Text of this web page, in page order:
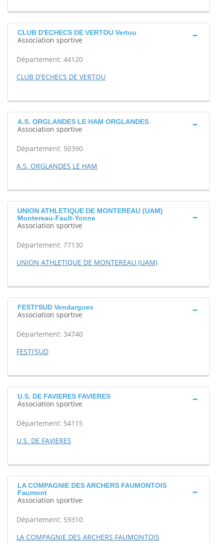
CLUB D'ECHECS DE VERTOU Vertou
Association sportive
Département: 44120
CLUB D'ECHECS DE VERTOU
A.S. ORGLANDES LE HAM ORGLANDES
Association sportive
Département: 50390
A.S. ORGLANDES LE HAM
UNION ATHLETIQUE DE MONTEREAU (UAM)
Montereau-Fault-Yonne
Association sportive
Département: 77130
UNION ATHLETIQUE DE MONTEREAU (UAM)
FESTI'SUD Vendargues
Association sportive
Département: 34740
FESTI'SUD
U.S. DE FAVIERES FAVIERES
Association sportive
Département: 54115
U.S. DE FAVIERES
LA COMPAGNIE DES ARCHERS FAUMONTOIS
Faumont
Association sportive
Département: 59310
LA COMPAGNIE DES ARCHERS FAUMONTOIS